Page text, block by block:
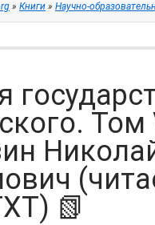
» Книги » Научно-
Том
📗